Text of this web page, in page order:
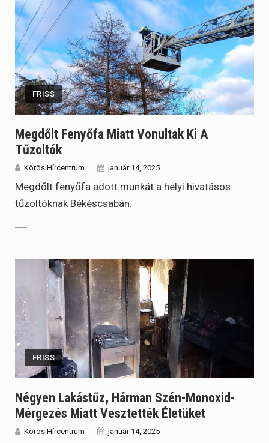
FRISS
Megdőlt Fenyőfa Miatt Vonultak Ki A
Tűzoltók
Körös Hírcentrum január 14, 2025
Megdőlt fenyőfa adott munkát a helyi hivatásos
tűzoltóknak Békéscsabán.
FRISS
Négyen Lakástűz, Hárman Szén-Monoxid-
Mérgezés Miatt Vesztették Életüket
Körös Hírcentrum január 14, 2025